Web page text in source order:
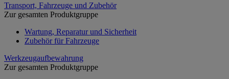
Transport, Fahrzeuge und Zubehör
Zur gesamten Produktgruppe
Wartung, Reparatur und Sicherheit
Zubehör für Fahrzeuge
Werkzeugaufbewahrung
Zur gesamten Produktgruppe